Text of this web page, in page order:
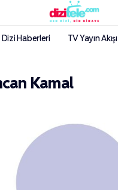
Dizi Haberleri TV Yayın Akışı
Kamal